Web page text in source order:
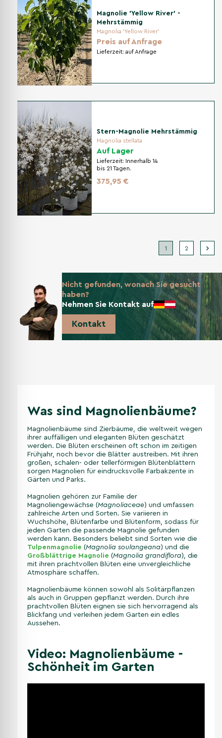
Magnolie 'Yellow River' -
Mehrstämmig
Magnolia 'Yellow River'
Preis auf Anfrage
Lieferzeit: auf Anfrage
Stern-Magnolie Mehrstämmig
Magnolia stellata
Auf Lager
Lieferzeit:
Innerhalb 14
bis 21 Tagen.
375,95 €
1 2
Nicht gefunden, wonach Sie gesucht
haben?
Nehmen Sie Kontakt auf
Kontakt
Was sind Magnolienbäume?
Magnolienbäume sind Zierbäume, die weltweit wegen
ihrer auffälligen und eleganten Blüten geschätzt
werden. Die Blüten erscheinen oft schon im zeitigen
Frühjahr, noch bevor die Blätter austreiben. Mit ihren
großen, schalen- oder tellerförmigen Blütenblättern
sorgen Magnolien für eindrucksvolle Farbakzente in
Gärten und Parks.
Magnolien gehören zur Familie der
Magnoliengewächse (Magnoliaceae) und umfassen
zahlreiche Arten und Sorten. Sie variieren in
Wuchshöhe, Blütenfarbe und Blütenform, sodass für
jeden Garten die passende Magnolie gefunden
werden kann. Besonders beliebt sind Sorten wie die
Tulpenmagnolie (Magnolia soulangeana) und die
Großblättrige Magnolie (Magnolia grandiflora), die
mit ihren prachtvollen Blüten eine unvergleichliche
Atmosphäre schaffen.
Magnolienbäume können sowohl als Solitärpflanzen
als auch in Gruppen gepflanzt werden. Durch ihre
prachtvollen Blüten eignen sie sich hervorragend als
Blickfang und verleihen jedem Garten ein edles
Aussehen.
Video: Magnolienbäume -
Schönheit im Garten